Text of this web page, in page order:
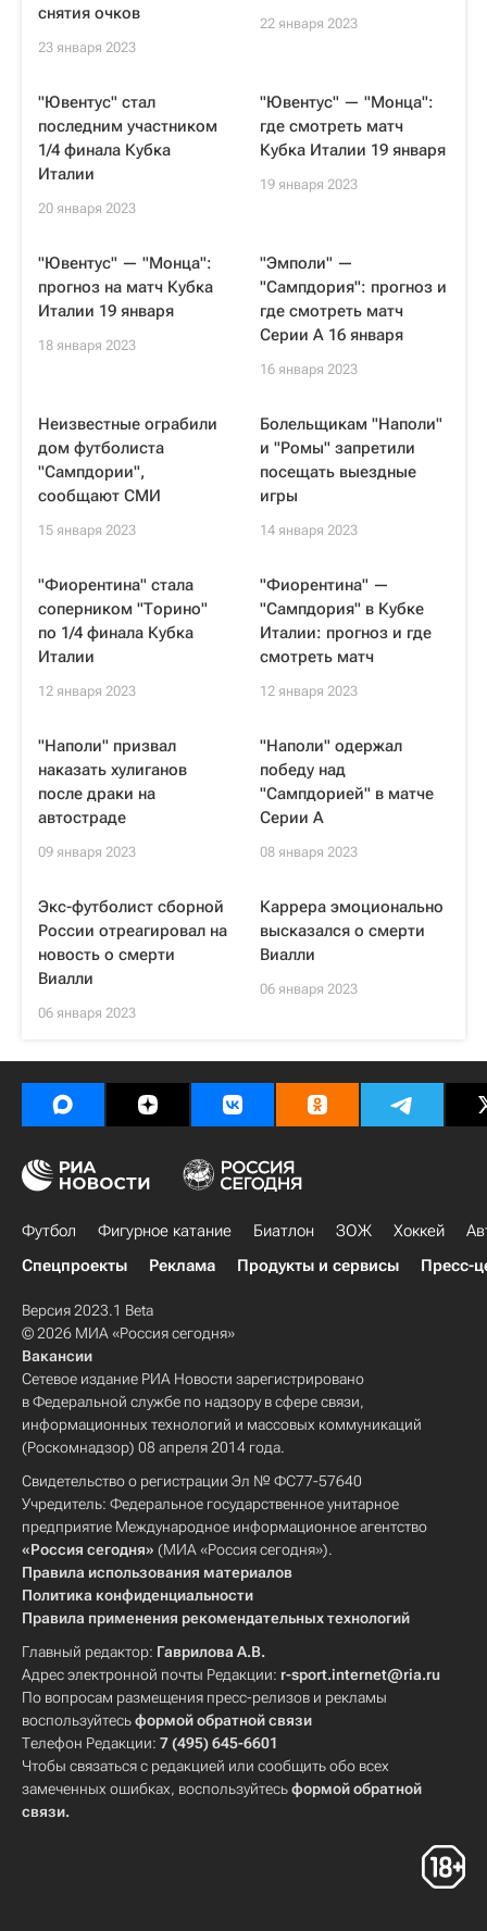
снятия очков
23 января 2023
22 января 2023
"Ювентус" стал
последним участником
1/4 финала Кубка
Италии
20 января 2023
"Ювентус" — "Монца":
где смотреть матч
Кубка Италии 19 января
19 января 2023
"Ювентус" — "Монца":
прогноз на матч Кубка
Италии 19 января
18 января 2023
"Эмполи" —
"Сампдория": прогноз и
где смотреть матч
Серии А 16 января
16 января 2023
Неизвестные ограбили
дом футболиста
"Сампдории",
сообщают СМИ
15 января 2023
Болельщикам "Наполи"
и "Ромы" запретили
посещать выездные
игры
14 января 2023
"Фиорентина" стала
соперником "Торино"
по 1/4 финала Кубка
Италии
12 января 2023
"Фиорентина" —
"Сампдория" в Кубке
Италии: прогноз и где
смотреть матч
12 января 2023
"Наполи" призвал
наказать хулиганов
после драки на
автостраде
09 января 2023
"Наполи" одержал
победу над
"Сампдорией" в матче
Серии А
08 января 2023
Экс-футболист сборной
России отреагировал на
новость о смерти
Виалли
06 января 2023
Каррера эмоционально
высказался о смерти
Виалли
06 января 2023
Футбол Фигурное катание Биатлон ЗОЖ Хоккей
Спецпроекты
Реклама Продукты и сервисы Пресс-
Версия 2023.1 Beta
© 2026 МИА «Россия сегодня»
Вакансии
Сетевое издание РИА Новости зарегистрировано
в Федеральной службе по надзору в сфере связи,
информационных технологий и массовых коммуникаций
(Роскомнадзор) 08 апреля 2014 года.
Свидетельство о регистрации Эл № ФС77-57640
Учредитель: Федеральное государственное унитарное
предприятие Международное информационное агентство
«Россия сегодня» (МИА «Россия сегодня»).
Правила использования материалов
Политика конфиденциальности
Правила применения рекомендательных технологий
Главный редактор: Гаврилова А.В.
Адрес электронной почты Редакции: r-sport.internet@ria.ru
По вопросам размещения пресс-релизов и рекламы
воспользуйтесьформой обратной связи
Телефон Редакции: 7 (495) 645-6601
Чтобы связаться с редакцией или сообщить обо всех
замеченных ошибках, воспользуйтесьформой обратной
связи.